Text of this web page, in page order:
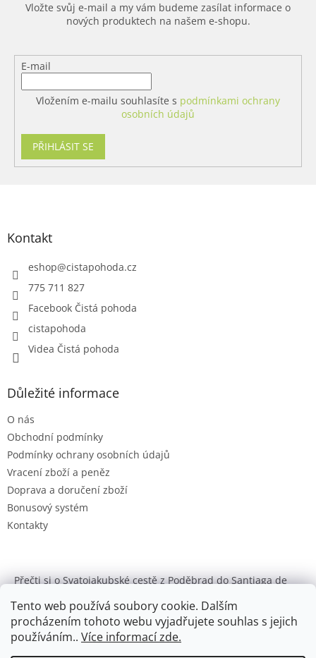
Tento web používá soubory cookie. Dalším
procházením tohoto webu vyjadřujete souhlas s jejich
používáním.. Více informací zde.
Vložte svůj e-mail a my vám budeme zasílat informace o
nových produktech na našem e-shopu.
E-mail
Vložením e-mailu souhlasíte s podmínkami ochrany
osobních údajů
PŘIHLÁSIT SE
Kontakt
eshop@cistapohoda.cz
775 711 827
Facebook Čistá pohoda
cistapohoda
Videa Čistá pohoda
Důležité informace
O nás
Obchodní podmínky
Podmínky ochrany osobních údajů
Vracení zboží a peněz
Doprava a doručení zboží
Bonusový systém
Kontakty
Přečti si o Svatojakubské cestě z Poděbrad do Santiaga de
Enzymclean